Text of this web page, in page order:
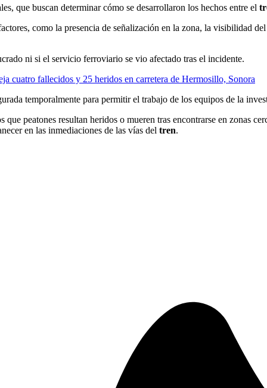
que buscan determinar cómo se desarrollaron los hechos entre el
como la presencia de señalización en la zona, la visibilidad
ni si el servicio ferroviario se vio afectado tras el incidente.
cuatro fallecidos y 25 heridos en carretera de Hermosillo, Sonora
temporalmente para permitir el trabajo de los equipos de la
peatones resultan heridos o mueren tras encontrarse en zonas
en las inmediaciones de las vías del tren.